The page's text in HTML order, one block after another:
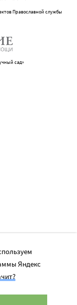
Православной службы
сад»
Яндекс